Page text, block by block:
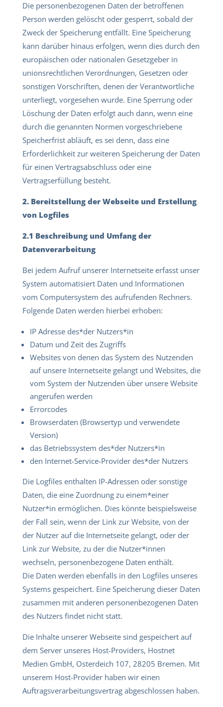
Die personenbezogenen Daten der betroffenen
Person werden gelöscht oder gesperrt, sobald der
Zweck der Speicherung entfällt. Eine Speicherung
kann darüber hinaus erfolgen, wenn dies durch den
europäischen oder nationalen Gesetzgeber in
unionsrechtlichen Verordnungen, Gesetzen oder
sonstigen Vorschriften, denen der Verantwortliche
unterliegt, vorgesehen wurde. Eine Sperrung oder
Löschung der Daten erfolgt auch dann, wenn eine
durch die genannten Normen vorgeschriebene
Speicherfrist abläuft, es sei denn, dass eine
Erforderlichkeit zur weiteren Speicherung der Daten
für einen Vertragsabschluss oder eine
Vertragserfüllung besteht.
2. Bereitstellung der Webseite und Erstellung
von Logfiles
2.1 Beschreibung und Umfang der
Datenverarbeitung
Bei jedem Aufruf unserer Internetseite erfasst unser
System automatisiert Daten und Informationen
vom Computersystem des aufrufenden Rechners.
Folgende Daten werden hierbei erhoben:
IP Adresse des*der Nutzers*in
Datum und Zeit des Zugriffs
Websites von denen das System des Nutzenden
auf unsere Internetseite gelangt und Websites, die
vom System der Nutzenden über unsere Website
angerufen werden
Errorcodes
Browserdaten (Browsertyp und verwendete
Version)
das Betriebssystem des*der Nutzers*in
den Internet-Service-Provider des*der Nutzers
Die Logfiles enthalten IP-Adressen oder sonstige
Daten, die eine Zuordnung zu einem*einer
Nutzer*in ermöglichen. Dies könnte beispielsweise
der Fall sein, wenn der Link zur Website, von der
der Nutzer auf die Internetseite gelangt, oder der
Link zur Website, zu der die Nutzer*innen
wechseln, personenbezogene Daten enthält.
Die Daten werden ebenfalls in den Logfiles unseres
Systems gespeichert. Eine Speicherung dieser Daten
zusammen mit anderen personenbezogenen Daten
des Nutzers findet nicht statt.
Die Inhalte unserer Webseite sind gespeichert auf
dem Server unseres Host-Providers, Hostnet
Medien GmbH, Osterdeich 107, 28205 Bremen. Mit
unserem Host-Provider haben wir einen
Auftragsverarbeitungsvertrag abgeschlossen haben.